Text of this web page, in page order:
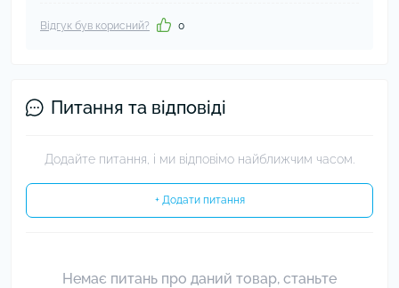
Відгук був корисний? 0
Питання та відповіді
Додайте питання, і ми відповімо найближчим часом.
+ Додати питання
Немає питань про даний товар, станьте